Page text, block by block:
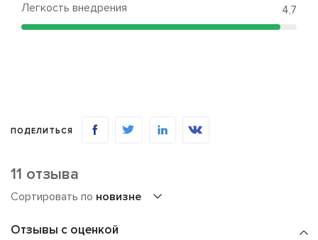
Легкость внедрения 4,7
ПОДЕЛИТЬСЯ
11 отзыва
Сортировать по новизне
Отзывы с оценкой